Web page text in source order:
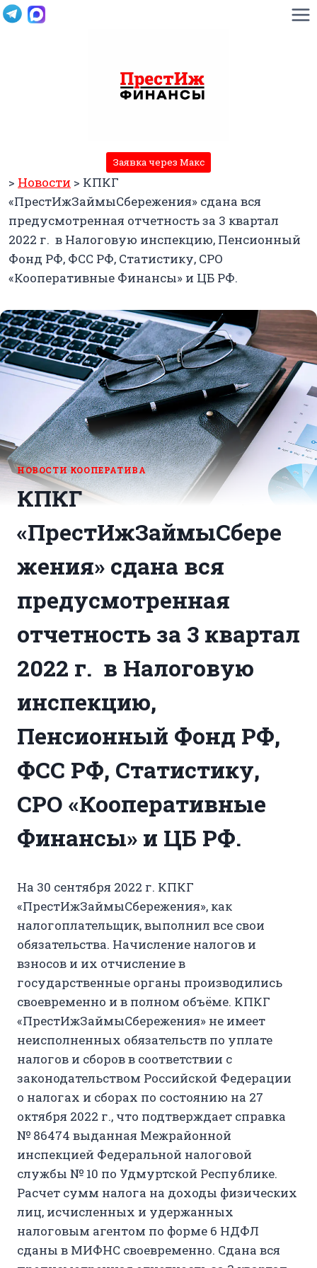
Перейти
Заявка через Макс
> Новости > КПКГ
«ПрестИжЗаймыСбережения» сдана вся
предусмотренная отчетность за 3 квартал
2022 г. в Налоговую инспекцию, Пенсионный
Фонд РФ, ФСС РФ, Статистику, СРО
«Кооперативные Финансы» и ЦБ РФ.
НОВОСТИ КООПЕРАТИВА
КПКГ
«ПрестИжЗаймыСбере
жения» сдана вся
предусмотренная
отчетность за 3 квартал
2022 г. в Налоговую
инспекцию,
Пенсионный Фонд РФ,
ФСС РФ, Статистику,
СРО «Кооперативные
Финансы» и ЦБ РФ.
На 30 сентября 2022 г. КПКГ
«ПрестИжЗаймыСбережения», как
налогоплательщик, выполнил все свои
обязательства. Начисление налогов и
взносов и их отчисление в
государственные органы производились
своевременно и в полном объёме. КПКГ
«ПрестИжЗаймыСбережения» не имеет
неисполненных обязательств по уплате
налогов и сборов в соответствии с
законодательством Российской Федерации
о налогах и сборах по состоянию на 27
октября 2022 г., что подтверждает справка
№ 86474 выданная Межрайонной
инспекцией Федеральной налоговой
службы № 10 по Удмуртской Республике.
Расчет сумм налога на доходы физических
лиц, исчисленных и удержанных
налоговым агентом по форме 6 НДФЛ
сданы в МИФНС своевременно. Сдана вся